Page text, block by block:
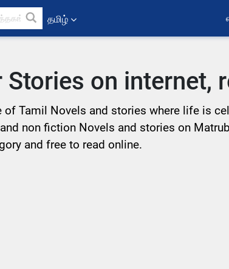
தமிழ்
Stories on internet,
of Tamil Novels and stories where life is
non fiction Novels and stories on
and free to read online.